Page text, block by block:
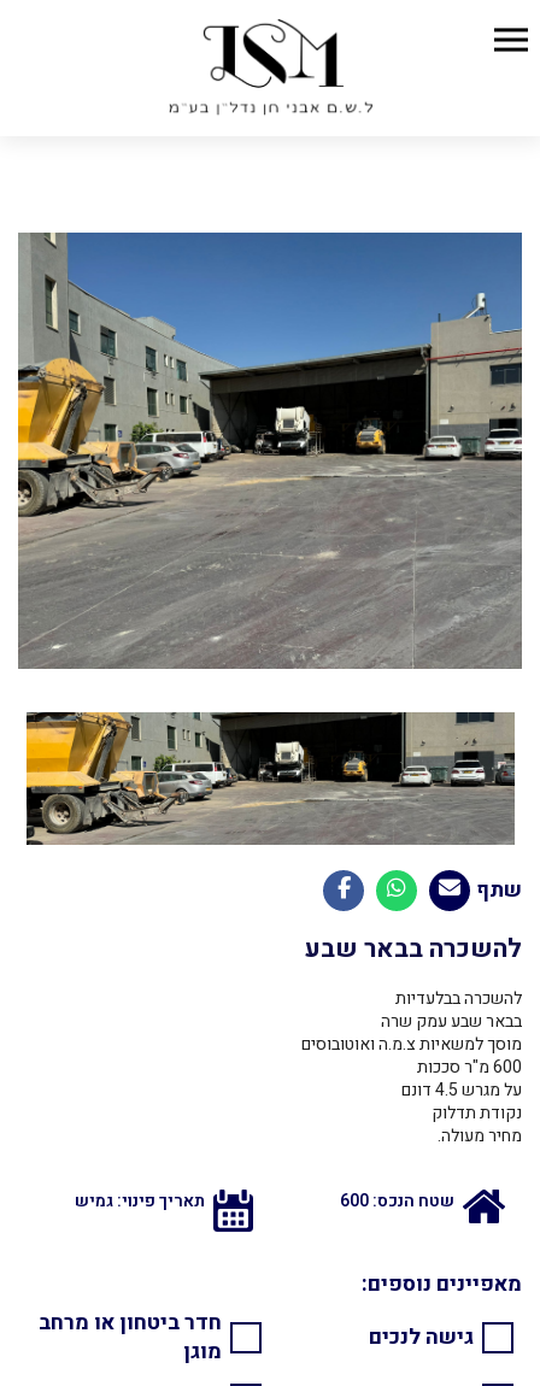
להשכרה בבאר שבע
להשכרה בבלעדיות
בבאר שבע עמק שרה
מוסך למשאיות צ.מ.ה ואוטובוסים
600 מ"ר סככות
על מגרש 4.5 דונם
נקודת תדלוק
מחיר מעולה.
שטח הנכס: 600 תאריך פינוי: גמיש
שתף
מאפיינים נוספים:
גישה לנכים
חדר ביטחון או מרחב
מוגן